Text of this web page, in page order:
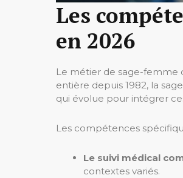
Les
en 2026
Le métier de sage-femme
entière depuis 1982, la
qui évolue pour intégrer
Les compétences
Le suivi médical
contextes variés.